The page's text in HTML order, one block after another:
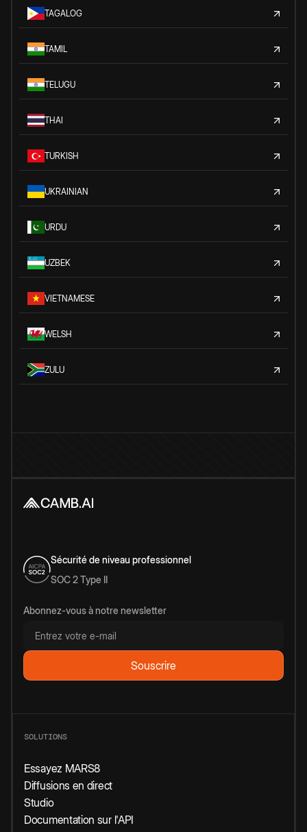
TAGALOG
TAMIL
TELUGU
THAI
TURKISH
UKRAINIAN
URDU
UZBEK
VIETNAMESE
WELSH
ZULU
Sécurité de niveau professionnel
SOC 2 Type II
Abonnez-vous à notre newsletter
SOLUTIONS
Essayez MARS8
Diffusions en direct
Studio
Documentation sur l'API